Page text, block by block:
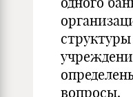
вопросы.